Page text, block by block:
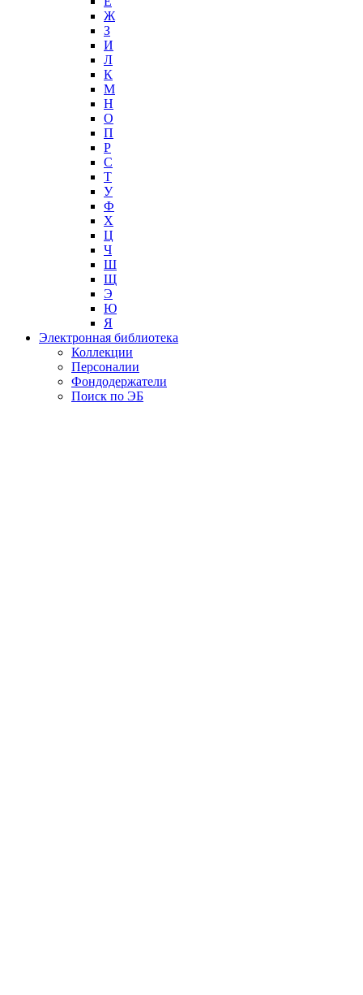
Ж
З
И
Л
К
М
Н
О
П
Р
С
Т
У
Ф
Х
Ц
Ч
Ш
Щ
Э
Ю
Я
Электронная библиотека
Коллекции
Персоналии
Фондодержатели
Поиск по ЭБ